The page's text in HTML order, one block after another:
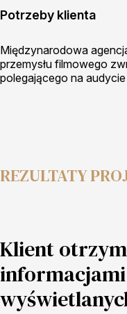
Potrzeby klienta
Międzynarodowa
przemysłu filmowego
polegającego na
REZULTATY
Klient